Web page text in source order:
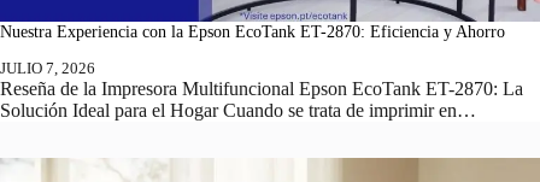
Nuestra Experiencia con la Epson EcoTank ET-2870: Eficiencia y Ahorro
JULIO 7, 2026
Reseña de la Impresora Multifuncional Epson EcoTank ET-2870: La
Solución Ideal para el Hogar Cuando se trata de imprimir en…